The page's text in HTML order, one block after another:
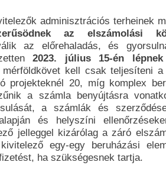
adminisztrációs terheinek
az elszámolási
az előrehaladás, és
2023. július 15-én lépnek
mérföldkövet kell csak teljesíteni a
projekteknél 20, míg komplex
a számla benyújtásra
a számlák és
és helyszíni
jelleggel kizárólag a záró
egy-egy beruházási
ha szükségesnek tartja.